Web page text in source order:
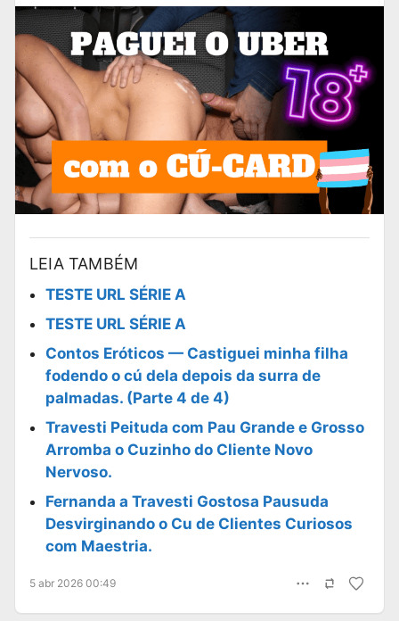
LEIA TAMBÉM
TESTE URL SÉRIE A
TESTE URL SÉRIE A
Contos Eróticos — Castiguei minha filha
fodendo o cú dela depois da surra de
palmadas. (Parte 4 de 4)
Travesti Peituda com Pau Grande e Grosso
Arromba o Cuzinho do Cliente Novo
Nervoso.
Fernanda a Travesti Gostosa Pausuda
Desvirginando o Cu de Clientes Curiosos
com Maestria.
5 abr 2026 00:49